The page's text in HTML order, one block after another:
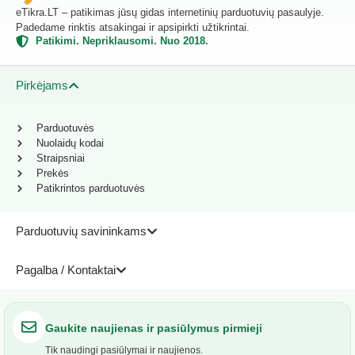
eTikra.LT – patikimas jūsų gidas internetinių parduotuvių pasaulyje.
Padedame rinktis atsakingai ir apsipirkti užtikrintai.
Patikimi. Nepriklausomi. Nuo 2018.
Pirkėjams
Parduotuvių savininkams
Pagalba / Kontaktai
Parduotuvės
Nuolaidų kodai
Straipsniai
Prekės
Patikrintos parduotuvės
Gaukite naujienas ir pasiūlymus pirmieji
Tik naudingi pasiūlymai ir naujienos.